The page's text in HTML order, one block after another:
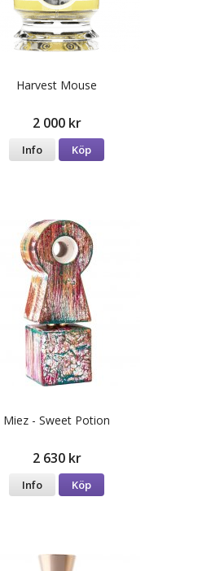
Harvest Mouse
2 000 kr
Info Köp
Miez - Sweet Potion
2 630 kr
Info Köp